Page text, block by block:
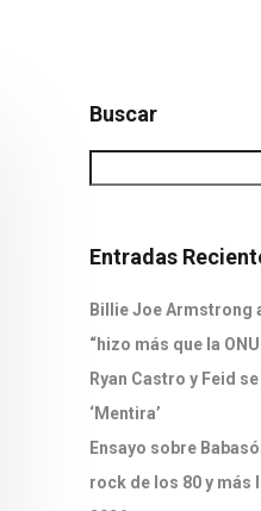
Buscar
Entradas
Billie Joe Armstrong
“hizo más que la
Ryan Castro y Feid
‘Mentira’
Ensayo sobre
rock de los 80 y más